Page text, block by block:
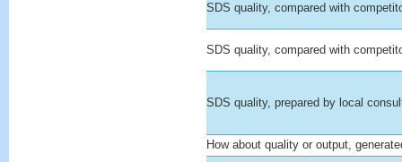
SDS quality, compared with
SDS quality, compared with
SDS quality, prepared by local
How about quality or output,